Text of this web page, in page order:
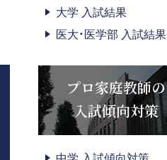
大学 入試結果
医大・医学部 入試結果
プロ家庭教師の
入試傾向対策